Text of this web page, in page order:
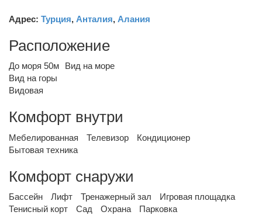
Адрес: Турция, Анталия, Алания
Расположение
До моря 50м
Вид на море
Вид на горы
Видовая
Комфорт внутри
Мебелированная Телевизор
Кондиционер
Бытовая техника
Комфорт снаружи
Бассейн Лифт Тренажерный зал
Игровая площадка
Тенисный корт
Сад Охрана Парковка